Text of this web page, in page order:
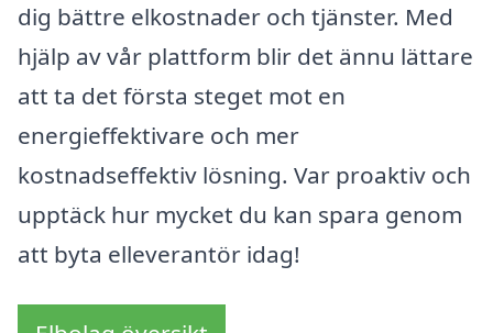
dig bättre elkostnader och tjänster. Med
hjälp av vår plattform blir det ännu lättare
att ta det första steget mot en
energieffektivare och mer
kostnadseffektiv lösning. Var proaktiv och
upptäck hur mycket du kan spara genom
att byta elleverantör idag!